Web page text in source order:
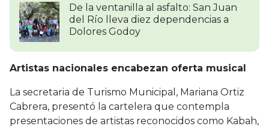
De la ventanilla al asfalto: San Juan
del Río lleva diez dependencias a
Dolores Godoy
Artistas nacionales encabezan oferta musical
La secretaria de Turismo Municipal, Mariana Ortiz
Cabrera, presentó la cartelera que contempla
presentaciones de artistas reconocidos como Kabah,